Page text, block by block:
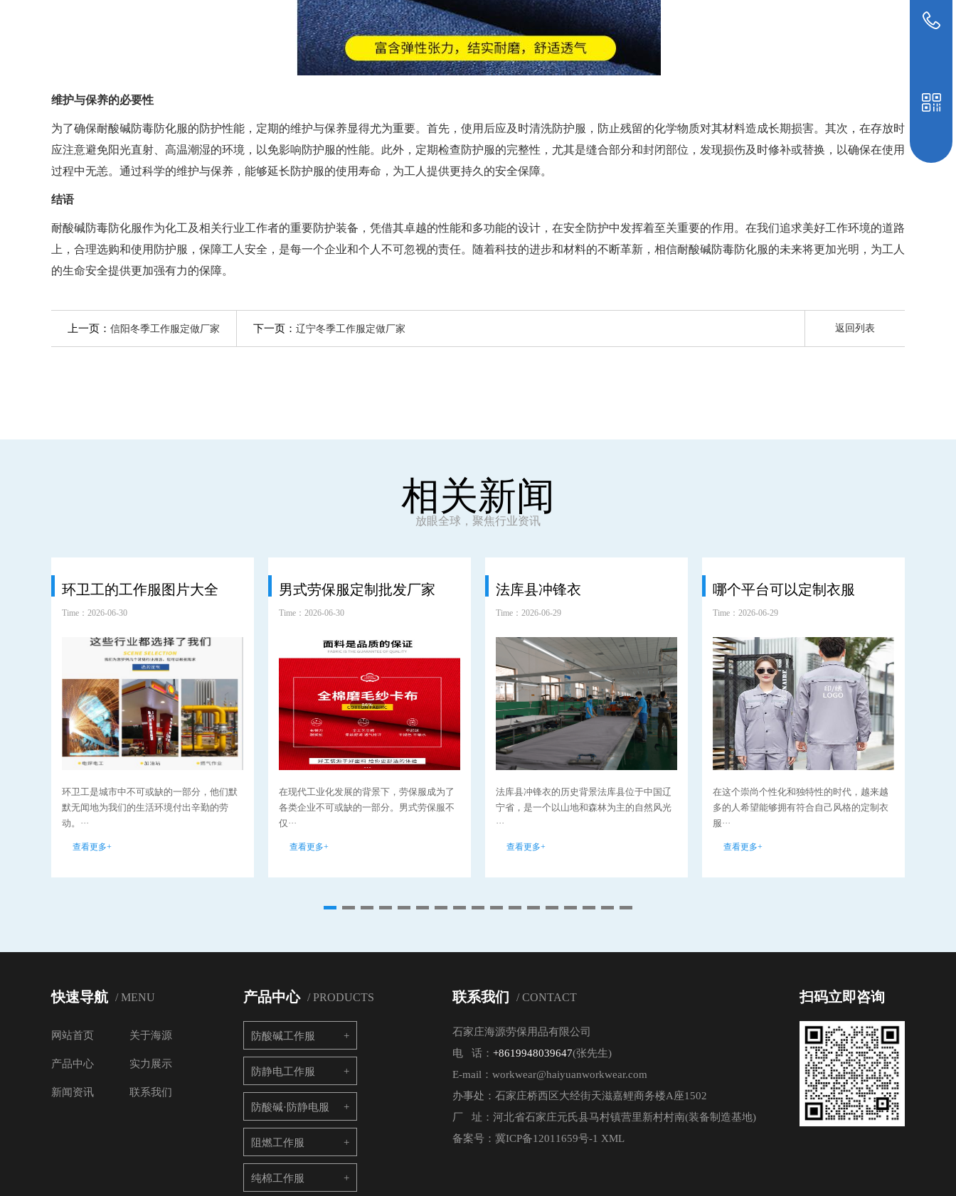
维护与保养的必要性
为了确保耐酸碱防毒防化服的防护性能，定期的维护与保养显得尤为重要。首先，使用后应及时清洗防护服，防止残留的化学物质对其材料造成长期损害。其次，在存放时
应注意避免阳光直射、高温潮湿的环境，以免影响防护服的性能。此外，定期检查防护服的完整性，尤其是缝合部分和封闭部位，发现损伤及时修补或替换，以确保在使用
过程中无恙。通过科学的维护与保养，能够延长防护服的使用寿命，为工人提供更持久的安全保障。
结语
耐酸碱防毒防化服作为化工及相关行业工作者的重要防护装备，凭借其卓越的性能和多功能的设计，在安全防护中发挥着至关重要的作用。在我们追求美好工作环境的道路
上，合理选购和使用防护服，保障工人安全，是每一个企业和个人不可忽视的责任。随着科技的进步和材料的不断革新，相信耐酸碱防毒防化服的未来将更加光明，为工人
的生命安全提供更加强有力的保障。
上一页： 信阳冬季工作服定做厂家 下一页： 辽宁冬季工作服定做厂家 返回列表
相关新闻
放眼全球，聚焦行业资讯
环卫工的工作服图片大全
Time：2026-06-30
环卫工是城市中不可或缺的一部分，他们默
默无闻地为我们的生活环境付出辛勤的劳
动。···
查看更多+
男式劳保服定制批发厂家
Time：2026-06-30
在现代工业化发展的背景下，劳保服成为了
各类企业不可或缺的一部分。男式劳保服不
仅···
查看更多+
法库县冲锋衣
Time：2026-06-29
法库县冲锋衣的历史背景法库县位于中国辽
宁省，是一个以山地和森林为主的自然风光
···
查看更多+
哪个平台可以定制衣服
Time：2026-06-29
在这个崇尚个性化和独特性的时代，越来越
多的人希望能够拥有符合自己风格的定制衣
服···
查看更多+
快速导航 / MENU
网站首页 关于海源
产品中心 实力展示
新闻资讯 联系我们
产品中心 / PRODUCTS
防酸碱工作服
防静电工作服
防酸碱·防静电服
阻燃工作服
纯棉工作服
联系我们 / CONTACT
石家庄海源劳保用品有限公司
电 话： +8619948039647(张先生)
E-mail：workwear@haiyuanworkwear.com
办事处：石家庄桥西区大经街天滋嘉鲤商务楼A座1502
厂 址：河北省石家庄元氏县马村镇营里新村村南(装备制造基地)
备案号： 冀ICP备12011659号-1 XML
扫码立即咨询